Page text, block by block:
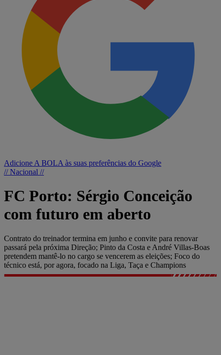
Adicione A BOLA às suas preferências do Google
// Nacional //
FC Porto: Sérgio Conceição
com futuro em aberto
Contrato do treinador termina em junho e convite para renovar
passará pela próxima Direção; Pinto da Costa e André Villas-Boas
pretendem mantê-lo no cargo se vencerem as eleições; Foco do
técnico está, por agora, focado na Liga, Taça e Champions